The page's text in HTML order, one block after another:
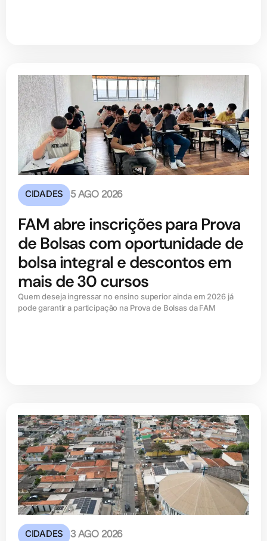
CIDADES 5 AGO 2026
FAM abre inscrições para Prova
de Bolsas com oportunidade de
bolsa integral e descontos em
mais de 30 cursos
Quem deseja ingressar no ensino superior ainda em 2026 já
pode garantir a participação na Prova de Bolsas da FAM
CIDADES 3 AGO 2026